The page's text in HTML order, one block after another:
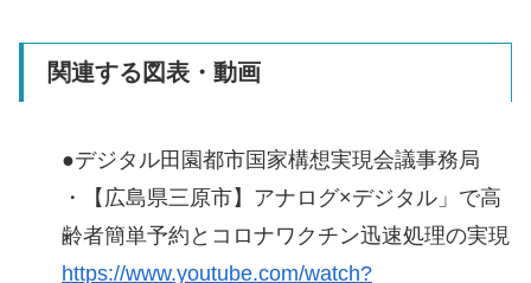
関連する図表・動画
●デジタル田園都市国家構想実現会議事務局
・【広島県三原市】アナログ×デジタル」で高
齢者簡単予約とコロナワクチン迅速処理の実現
https://www.youtube.com/watch?